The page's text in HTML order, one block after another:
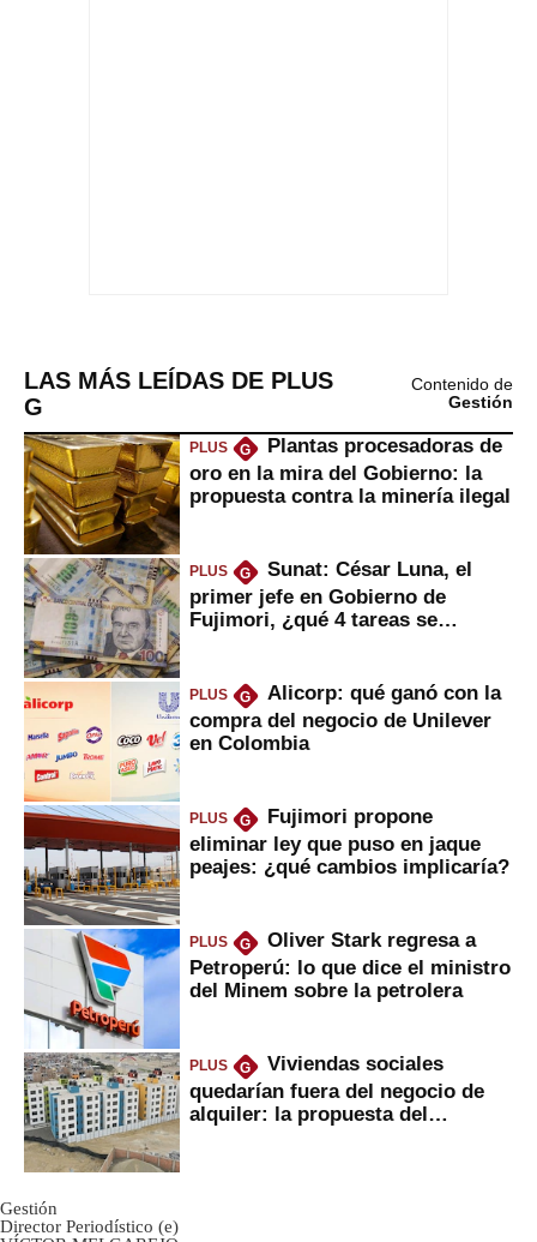
LAS MÁS LEÍDAS DE PLUS
G
Contenido de
Gestión
PLUS G
Plantas procesadoras de
oro en la mira del Gobierno: la
propuesta contra la minería ilegal
PLUS G
Sunat: César Luna, el
primer jefe en Gobierno de
Fujimori, ¿qué 4 tareas se
PLUS G
Alicorp: qué ganó con la
compra del negocio de Unilever
en Colombia
PLUS G
Fujimori propone
eliminar ley que puso en jaque
peajes: ¿qué cambios implicaría?
PLUS G
Oliver Stark regresa a
Petroperú: lo que dice el ministro
del Minem sobre la petrolera
PLUS G
Viviendas sociales
quedarían fuera del negocio de
alquiler: la propuesta del
Gestión
Director Periodístico (e)